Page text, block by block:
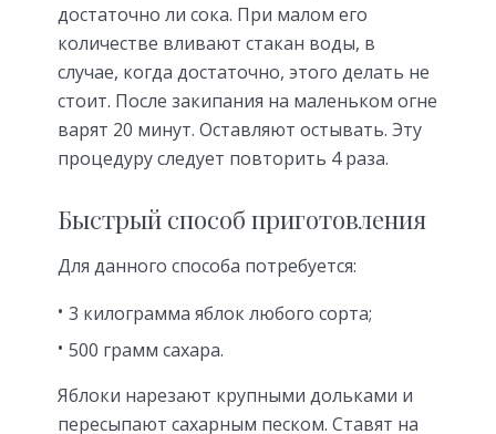
достаточно ли сока. При малом его
количестве вливают стакан воды, в
случае, когда достаточно, этого делать не
стоит. После закипания на маленьком огне
варят 20 минут. Оставляют остывать. Эту
процедуру следует повторить 4 раза.
Быстрый способ приготовления
Для данного способа потребуется:
3 килограмма яблок любого сорта;
500 грамм сахара.
Яблоки нарезают крупными дольками и
пересыпают сахарным песком. Ставят на